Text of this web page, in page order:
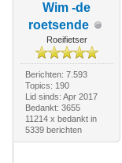
Wim -de
roetsende
Roeifietser
Berichten: 7.593
Topics: 190
Lid sinds: Apr 2017
Bedankt: 3655
11214 x bedankt in
5339 berichten